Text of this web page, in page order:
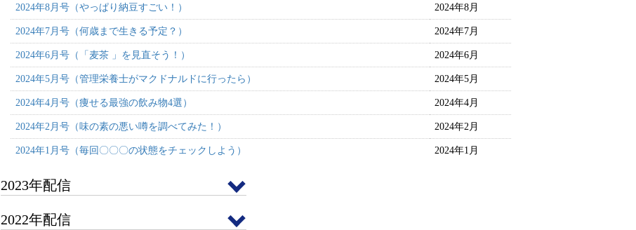
2024年8月号（やっぱり納豆すごい！） 2024年8月
2024年7月号（何歳まで生きる予定？） 2024年7月
2024年6月号（「麦茶 」を見直そう！） 2024年6月
2024年5月号（管理栄養士がマクドナルドに行ったら） 2024年5月
2024年4月号（痩せる最強の飲み物4選） 2024年4月
2024年2月号（味の素の悪い噂を調べてみた！） 2024年2月
2024年1月号（毎回〇〇〇の状態をチェックしよう） 2024年1月
2023年配信
2022年配信